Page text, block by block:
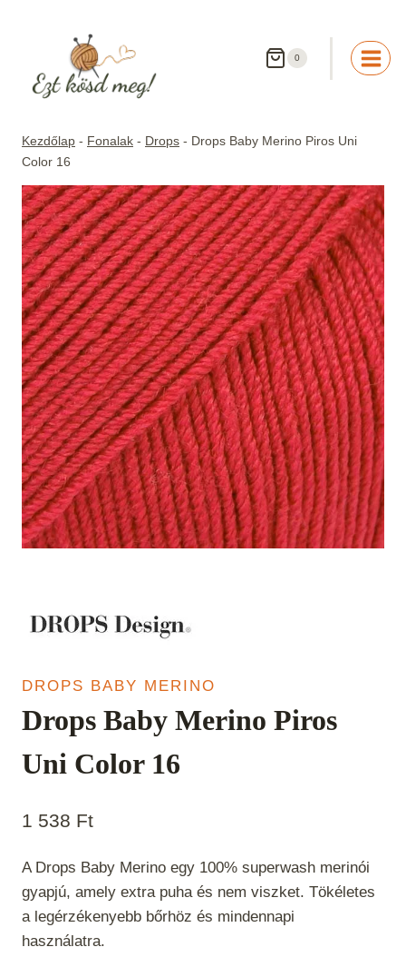
0
Kezdőlap - Fonalak - Drops - Drops Baby Merino Piros Uni
Color 16
DROPS BABY MERINO
Drops Baby Merino Piros
Uni Color 16
1 538 Ft
A Drops Baby Merino egy 100% superwash merinói
gyapjú, amely extra puha és nem viszket. Tökéletes
a legérzékenyebb bőrhöz és mindennapi
használatra.